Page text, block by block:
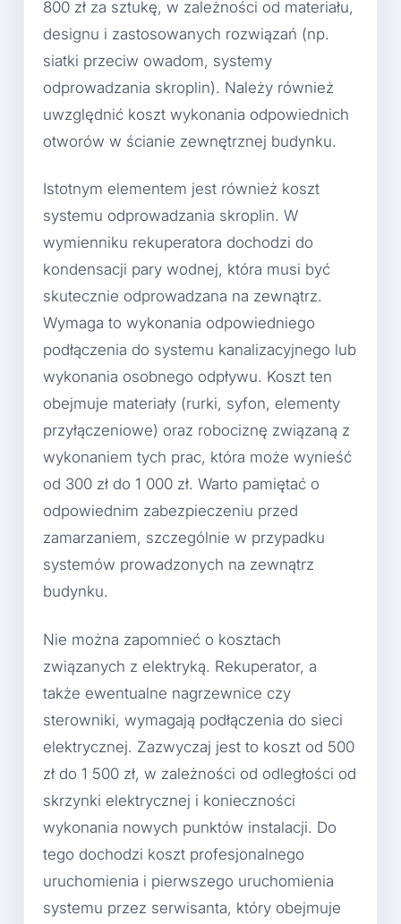
800 zł za sztukę, w zależności od materiału,
designu i zastosowanych rozwiązań (np.
siatki przeciw owadom, systemy
odprowadzania skroplin). Należy również
uwzględnić koszt wykonania odpowiednich
otworów w ścianie zewnętrznej budynku.
Istotnym elementem jest również koszt
systemu odprowadzania skroplin. W
wymienniku rekuperatora dochodzi do
kondensacji pary wodnej, która musi być
skutecznie odprowadzana na zewnątrz.
Wymaga to wykonania odpowiedniego
podłączenia do systemu kanalizacyjnego lub
wykonania osobnego odpływu. Koszt ten
obejmuje materiały (rurki, syfon, elementy
przyłączeniowe) oraz robociznę związaną z
wykonaniem tych prac, która może wynieść
od 300 zł do 1 000 zł. Warto pamiętać o
odpowiednim zabezpieczeniu przed
zamarzaniem, szczególnie w przypadku
systemów prowadzonych na zewnątrz
budynku.
Nie można zapomnieć o kosztach
związanych z elektryką. Rekuperator, a
także ewentualne nagrzewnice czy
sterowniki, wymagają podłączenia do sieci
elektrycznej. Zazwyczaj jest to koszt od 500
zł do 1 500 zł, w zależności od odległości od
skrzynki elektrycznej i konieczności
wykonania nowych punktów instalacji. Do
tego dochodzi koszt profesjonalnego
uruchomienia i pierwszego uruchomienia
systemu przez serwisanta, który obejmuje